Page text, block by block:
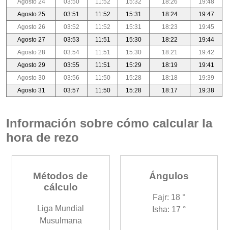
Agosto 24
03:50 11:52 15:32 18:26
19:48
Agosto 25
03:51 11:52 15:31 18:24
19:47
Agosto 26
03:52 11:52 15:31 18:23
19:45
Agosto 27
03:53 11:51 15:30 18:22
19:44
Agosto 28
03:54 11:51 15:30 18:21
19:42
Agosto 29
03:55 11:51 15:29 18:19
19:41
Agosto 30
03:56 11:50 15:28 18:18
19:39
Agosto 31
03:57 11:50 15:28 18:17 19:38
Información sobre cómo calcular la
hora de rezo
Métodos de
cálculo
Liga Mundial
Musulmana
Ángulos
Fajr: 18 °
Isha: 17 °